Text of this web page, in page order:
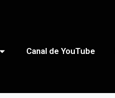
Canal de YouTube